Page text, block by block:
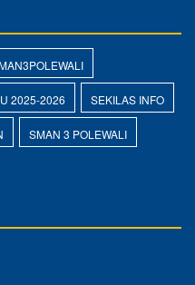
2025-2026 SEKILAS INFO
SMAN 3 POLEWALI